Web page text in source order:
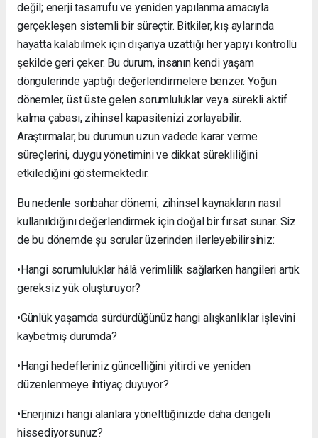
değil; enerji tasarrufu ve yeniden yapılanma amacıyla
gerçekleşen sistemli bir süreçtir. Bitkiler, kış aylarında
hayatta kalabilmek için dışarıya uzattığı her yapıyı kontrollü
şekilde geri çeker. Bu durum, insanın kendi yaşam
döngülerinde yaptığı değerlendirmelere benzer. Yoğun
dönemler, üst üste gelen sorumluluklar veya sürekli aktif
kalma çabası, zihinsel kapasitenizi zorlayabilir.
Araştırmalar, bu durumun uzun vadede karar verme
süreçlerini, duygu yönetimini ve dikkat sürekliliğini
etkilediğini göstermektedir.
Bu nedenle sonbahar dönemi, zihinsel kaynakların nasıl
kullanıldığını değerlendirmek için doğal bir fırsat sunar. Siz
de bu dönemde şu sorular üzerinden ilerleyebilirsiniz:
•Hangi sorumluluklar hâlâ verimlilik sağlarken hangileri artık
gereksiz yük oluşturuyor?
•Günlük yaşamda sürdürdüğünüz hangi alışkanlıklar işlevini
kaybetmiş durumda?
•Hangi hedefleriniz güncelliğini yitirdi ve yeniden
düzenlenmeye ihtiyaç duyuyor?
•Enerjinizi hangi alanlara yönelttiğinizde daha dengeli
hissediyorsunuz?